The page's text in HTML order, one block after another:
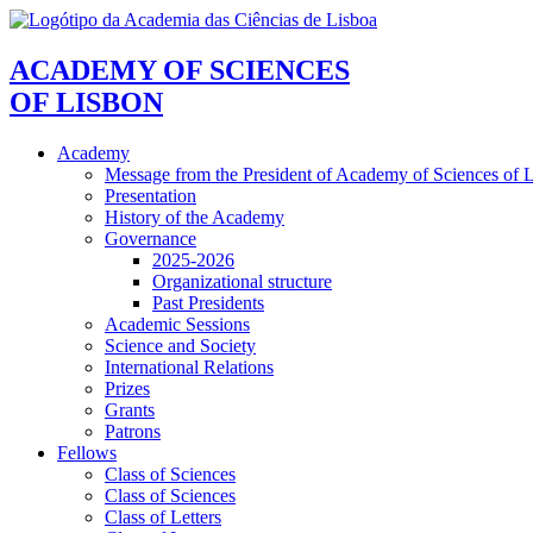
ACADEMY OF SCIENCES
OF LISBON
Academy
Message from the President of Academy of Sciences of
Presentation
History of the Academy
Governance
2025-2026
Organizational structure
Past Presidents
Academic Sessions
Science and Society
International Relations
Prizes
Grants
Patrons
Fellows
Class of Sciences
Class of Sciences
Class of Letters